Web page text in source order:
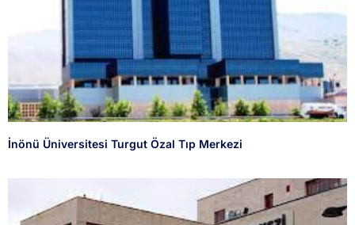
İnönü Üniversitesi Turgut Özal Tıp Merkezi